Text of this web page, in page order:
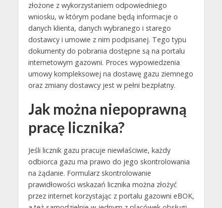
złożone z wykorzystaniem odpowiedniego
wniosku, w którym podane będą informacje o
danych klienta, danych wybranego i starego
dostawcy i umowie z nim podpisanej. Tego typu
dokumenty do pobrania dostępne są na portalu
internetowym gazowni. Proces wypowiedzenia
umowy kompleksowej na dostawę gazu ziemnego
oraz zmiany dostawcy jest w pełni bezpłatny.
Jak można niepoprawną
pracę licznika?
Jeśli licznik gazu pracuje niewłaściwie, każdy
odbiorca gazu ma prawo do jego skontrolowania
na żądanie. Formularz skontrolowanie
prawidłowości wskazań licznika można złożyć
przez internet korzystając z portalu gazowni eBOK,